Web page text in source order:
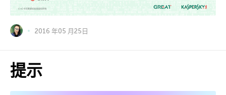
2016 年05 月25日
提示